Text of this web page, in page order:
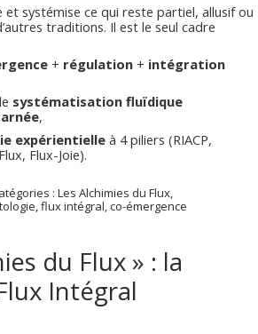
systémise ce qui reste partiel, allusif ou
traditions. Il est le seul cadre
+ régulation + intégration
systématisation fluïdique
,
expérientielleà 4 piliers (RIACP,
Flux-Joie).
:Les Alchimies du Flux,
,flux intégral,co-émergence
du Flux » : la
Intégral